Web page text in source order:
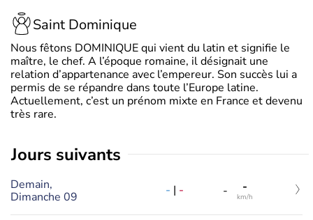
Saint Dominique
Nous fêtons DOMINIQUE qui vient du latin et signifie le
maître, le chef. A l’époque romaine, il désignait une
relation d’appartenance avec l’empereur. Son succès lui a
permis de se répandre dans toute l’Europe latine.
Actuellement, c’est un prénom mixte en France et devenu
très rare.
jours suivants
Demain,
Dimanche 09
- | - - -
km/h